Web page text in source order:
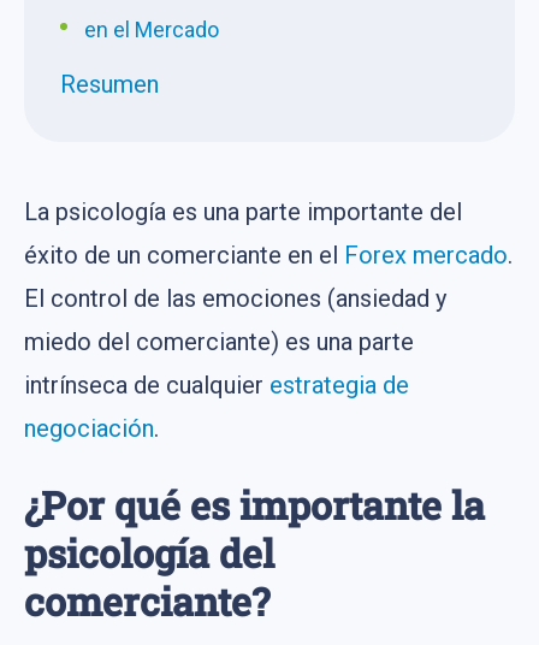
en el Mercado
Resumen
La psicología es una parte importante del
éxito de un comerciante en el Forex mercado.
El control de las emociones (ansiedad y
miedo del comerciante) es una parte
intrínseca de cualquier estrategia de
negociación.
¿Por qué es importante la
psicología del
comerciante?